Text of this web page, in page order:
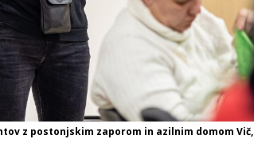
z postonjskim zaporom in azilnim domom Vič,